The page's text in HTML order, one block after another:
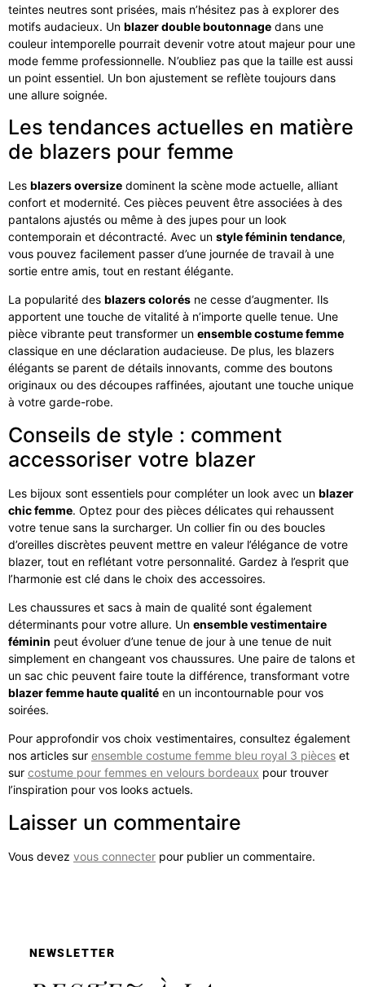
teintes neutres sont prisées, mais n’hésitez pas à explorer des
motifs audacieux. Un blazer double boutonnage dans une
couleur intemporelle pourrait devenir votre atout majeur pour une
mode femme professionnelle. N’oubliez pas que la taille est aussi
un point essentiel. Un bon ajustement se reflète toujours dans
une allure soignée.
Les tendances actuelles en matière
de blazers pour femme
Les blazers oversize dominent la scène mode actuelle, alliant
confort et modernité. Ces pièces peuvent être associées à des
pantalons ajustés ou même à des jupes pour un look
contemporain et décontracté. Avec un style féminin tendance,
vous pouvez facilement passer d’une journée de travail à une
sortie entre amis, tout en restant élégante.
La popularité des blazers colorés ne cesse d’augmenter. Ils
apportent une touche de vitalité à n’importe quelle tenue. Une
pièce vibrante peut transformer un ensemble costume femme
classique en une déclaration audacieuse. De plus, les blazers
élégants se parent de détails innovants, comme des boutons
originaux ou des découpes raffinées, ajoutant une touche unique
à votre garde-robe.
Conseils de style : comment
accessoriser votre blazer
Les bijoux sont essentiels pour compléter un look avec un blazer
chic femme. Optez pour des pièces délicates qui rehaussent
votre tenue sans la surcharger. Un collier fin ou des boucles
d’oreilles discrètes peuvent mettre en valeur l’élégance de votre
blazer, tout en reflétant votre personnalité. Gardez à l’esprit que
l’harmonie est clé dans le choix des accessoires.
Les chaussures et sacs à main de qualité sont également
déterminants pour votre allure. Un ensemble vestimentaire
féminin peut évoluer d’une tenue de jour à une tenue de nuit
simplement en changeant vos chaussures. Une paire de talons et
un sac chic peuvent faire toute la différence, transformant votre
blazer femme haute qualité en un incontournable pour vos
soirées.
Pour approfondir vos choix vestimentaires, consultez également
nos articles sur ensemble costume femme bleu royal 3 pièces et
sur costume pour femmes en velours bordeaux pour trouver
l’inspiration pour vos looks actuels.
Laisser un commentaire
Vous devez vous connecter pour publier un commentaire.
NEWSLETTER